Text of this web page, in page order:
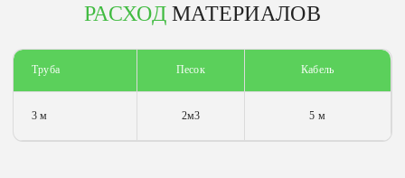
РАСХОДМАТЕРИАЛОВ
Труба
3 м
Песок
2м3
Кабель
5 м